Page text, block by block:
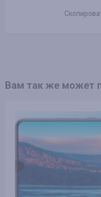
Вам так же может